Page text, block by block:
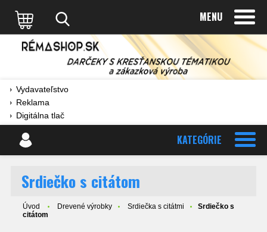
MENU
Vydavateľstvo
Reklama
Digitálna tlač
KATEGÓRIE
Srdiečko s citátom
Úvod Drevené výrobky Srdiečka s citátmi
Srdiečko s
citátom